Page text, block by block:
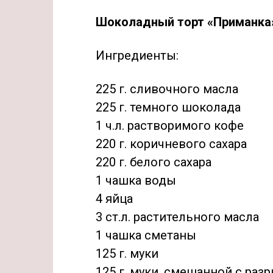
Шоколадный торт
Ингредиенты:
225 г. сливочного масла
225 г. темного шоколада
1 ч.л. растворимого кофе
220 г. коричневого сахара
220 г. белого сахара
1 чашка воды
4 яйца
3 ст.л. растительного масла
1 чашка сметаны
125 г. муки